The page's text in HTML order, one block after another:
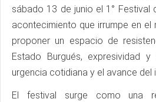
sábado 13 de junio el 1° Festival
acontecimiento que irrumpe en el
proponer un espacio de
Estado Burgués, expresividad
urgencia cotidiana y el avance del
El festival surge como una